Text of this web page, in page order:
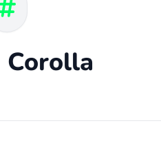
Corolla